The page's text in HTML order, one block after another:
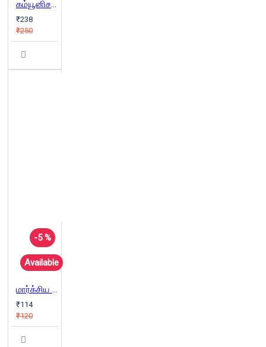
கம்யூனிசம் கற்போம் (தொகுதி 1)
₹238
₹250
-5 %
Available
மார்க்சிய தத்துவம்
₹114
₹120